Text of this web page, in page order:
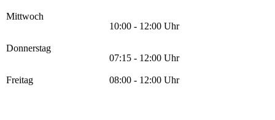
Mittwoch
10:00 - 12:00 Uhr
Donnerstag
07:15 - 12:00 Uhr
Freitag 08:00 - 12:00 Uhr